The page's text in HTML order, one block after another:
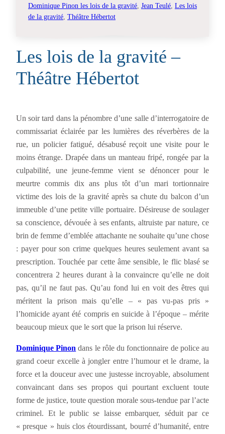
Dominique Pinon les lois de la gravité Jean Teulé Les lois
de la gravité Théâtre Hébertot
Les lois de la gravité –
Théâtre Hébertot
Un soir tard dans la pénombre d’une salle d’interrogatoire de
commissariat éclairée par les lumières des réverbères de la
rue, un policier fatigué, désabusé reçoit une visite pour le
moins étrange. Drapée dans un manteau fripé, rongée par la
culpabilité, une jeune-femme vient se dénoncer pour le
meurtre commis dix ans plus tôt d’un mari tortionnaire
victime des lois de la gravité après sa chute du balcon d’un
immeuble d’une petite ville portuaire. Désireuse de soulager
sa conscience, dévouée à ses enfants, altruiste par nature, ce
brin de femme d’emblée attachante ne souhaite qu’une chose
: payer pour son crime quelques heures seulement avant sa
prescription. Touchée par cette âme sensible, le flic blasé se
concentrera 2 heures durant à la convaincre qu’elle ne doit
pas, qu’il ne faut pas. Qu’au fond lui en voit des êtres qui
méritent la prison mais qu’elle – « pas vu-pas pris »
l’homicide ayant été compris en suicide à l’époque – mérite
beaucoup mieux que le sort que la prison lui réserve.
Dominique Pinon dans le rôle du fonctionnaire de police au
grand coeur excelle à jongler entre l’humour et le drame, la
force et la douceur avec une justesse incroyable, absolument
convaincant dans ses propos qui pourtant excluent toute
forme de justice, toute question morale sous-tendue par l’acte
criminel. Et le public se laisse embarquer, séduit par ce
« presque » huis clos étourdissant, bourré d’humanité, entre